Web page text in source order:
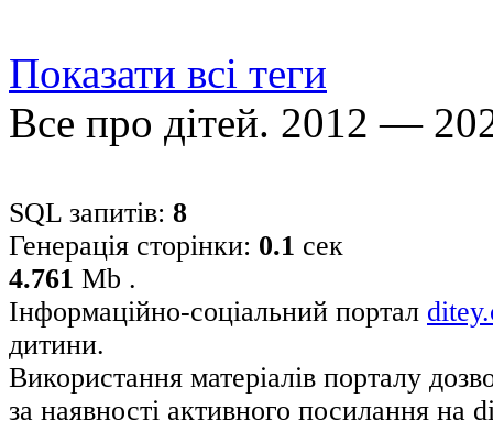
Показати всі теги
Все про дітей. 2012 —
SQL запитів: 8
Генерація сторінки: 0.1 сек
4.761 Mb .
Інформаційно-соціальний портал
дитини.
Використання матеріалів порталу
за наявності активного посилання на